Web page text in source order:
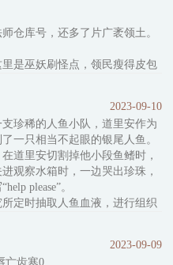
这不解风情的行为唏嘘
仓库号，还多了片广袤领土。
是巫妖刷怪点，领民瘦得皮包
斤？！生命树在上！
本。
吃！
扩建办公楼啊？技术移民摇号
2023-09-10
珍稀的人鱼小队，道里安作为
一只相当不起眼的银尾人鱼。
里安切割掉他小段鱼鳍时，
观察水箱时，一边哭出珍珠，
please”。
定时抽取人鱼血液，进行组织
测试和强制生殖实验，人鱼痛
，但出于某种复杂的感情
2023-09-09
齿寒0